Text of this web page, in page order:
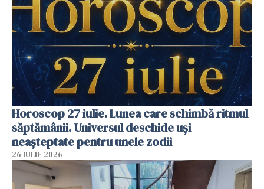
Horoscop 27 iulie. Lunea care schimbă ritmul
săptămânii. Universul deschide uși
neașteptate pentru unele zodii
26 IULIE 2026